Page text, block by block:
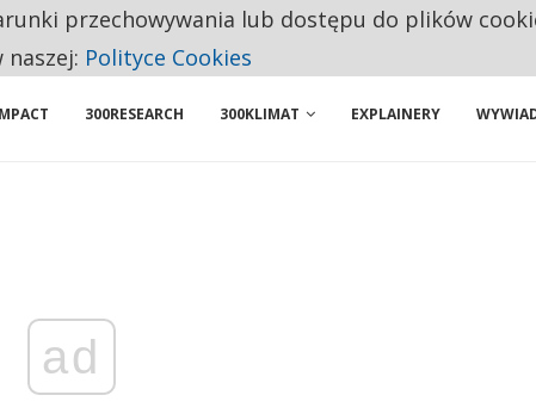
PODMIOTY Z POLSKI
300RESEARCH 300KLIMAT EXPLAINERY
ad
przechowywania lub dostępu do plików
Polityce Cookies